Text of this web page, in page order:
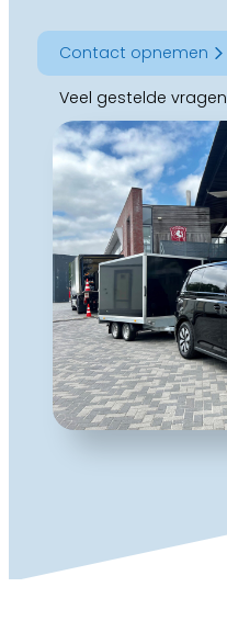
Contact opnemen
Veel gestelde vragen